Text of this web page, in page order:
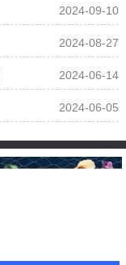
2024-09-10
2024-08-27
2024-06-14
2024-06-05